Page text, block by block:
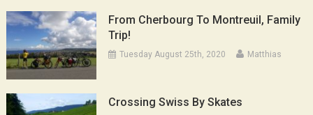
From Cherbourg To Montreuil, Family
Trip!
Tuesday August 25th, 2020 Matthias
Crossing Swiss By Skates